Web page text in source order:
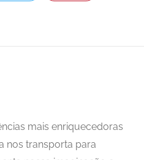
mais enriquecedoras
nos transporta para